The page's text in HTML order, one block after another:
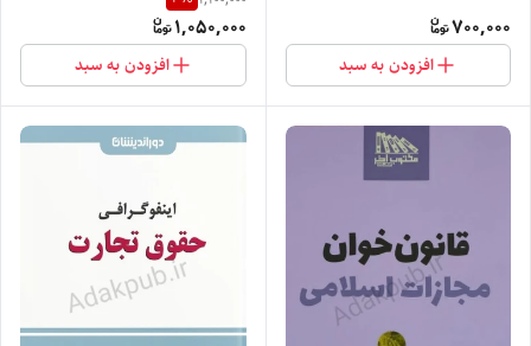
700,000
افزودن به سبد
1,050,000
افزودن به سبد